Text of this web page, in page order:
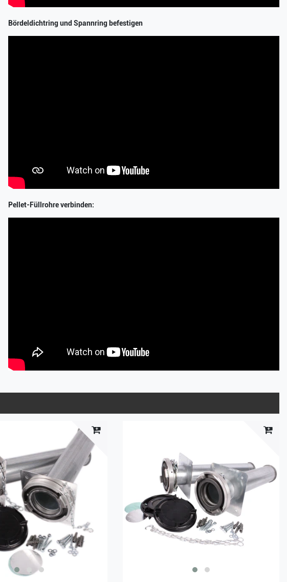
Bördeldichtring und Spannring befestigen
Pellet-Füllrohre verbinden: